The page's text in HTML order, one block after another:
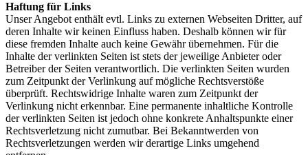
Haftung für Links
Unser Angebot enthält evtl. Links zu externen Webseiten Dritter, auf
deren Inhalte wir keinen Einfluss haben. Deshalb können wir für
diese fremden Inhalte auch keine Gewähr übernehmen. Für die
Inhalte der verlinkten Seiten ist stets der jeweilige Anbieter oder
Betreiber der Seiten verantwortlich. Die verlinkten Seiten wurden
zum Zeitpunkt der Verlinkung auf mögliche Rechtsverstöße
überprüft. Rechtswidrige Inhalte waren zum Zeitpunkt der
Verlinkung nicht erkennbar. Eine permanente inhaltliche Kontrolle
der verlinkten Seiten ist jedoch ohne konkrete Anhaltspunkte einer
Rechtsverletzung nicht zumutbar. Bei Bekanntwerden von
Rechtsverletzungen werden wir derartige Links umgehend